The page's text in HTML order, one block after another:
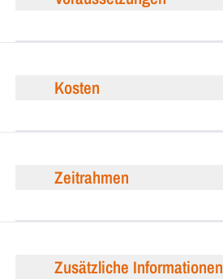
Kosten
Zeitrahmen
Zusätzliche Informationen